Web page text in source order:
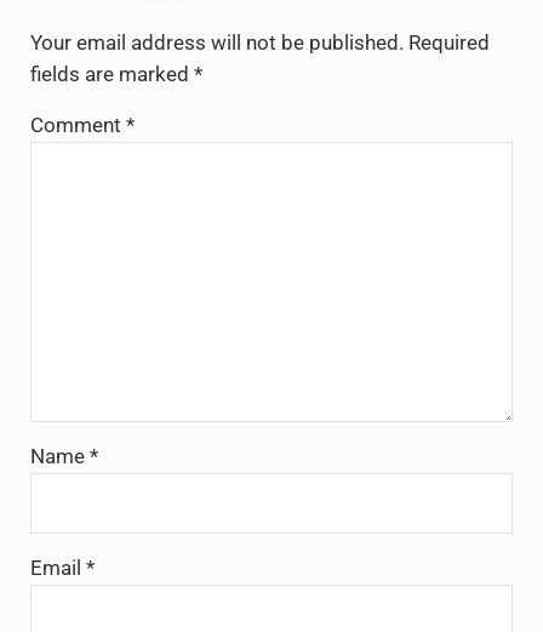
Your email address will not be published. Required
fields are marked *
Comment *
Name *
Email *